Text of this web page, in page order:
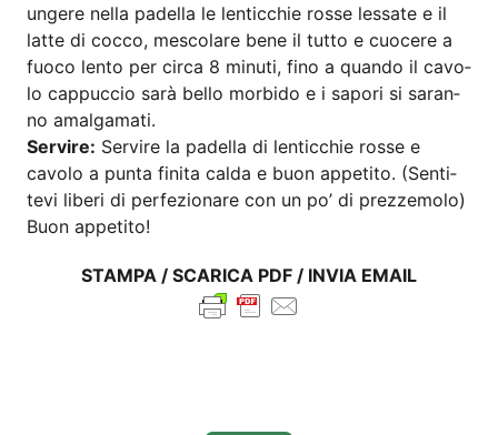
unge­re nella padel­la le len­ti­c­chie ros­se les­sa­te e il
lat­te di coc­co, mes­co­la­re bene il tut­to e cuo­ce­re a
fuo­co len­to per cir­ca 8 minu­ti, fino a quan­do il cavo­
lo cap­puc­cio sarà bel­lo mor­bi­do e i sapo­ri si saran­
no amalgamati.
Ser­vi­re: Ser­vi­re la padel­la di len­ti­c­chie ros­se e
cavo­lo a pun­ta fini­ta cal­da e buon appe­ti­to. (Sen­ti­
tevi libe­ri di per­fe­zio­na­re con un po’ di prezzemolo)
Buon appe­ti­to!
STAM­PA / SCA­RI­CA PDF / INVIA EMAIL